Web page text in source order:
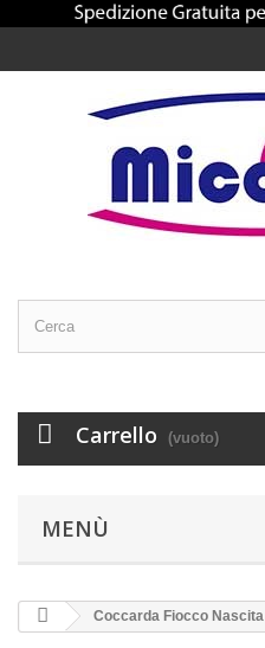
Carrello (vuoto)
MENÙ
Coccarda Fiocco Nascita